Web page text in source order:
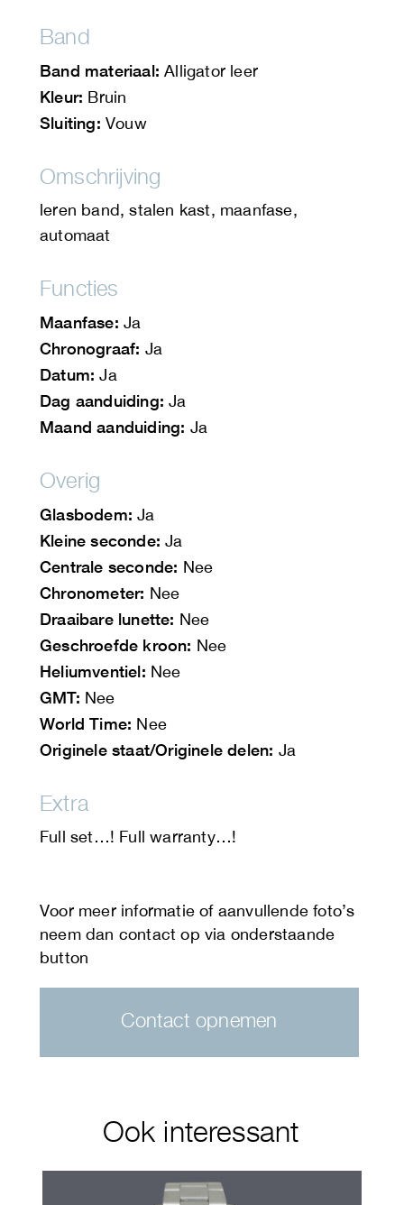
Band
Band materiaal: Alligator leer
Kleur: Bruin
Sluiting: Vouw
Omschrijving
leren band, stalen kast, maanfase,
automaat
Functies
Maanfase: Ja
Chronograaf: Ja
Datum: Ja
Dag aanduiding: Ja
Maand aanduiding: Ja
Overig
Glasbodem: Ja
Kleine seconde: Ja
Centrale seconde: Nee
Chronometer: Nee
Draaibare lunette: Nee
Geschroefde kroon: Nee
Heliumventiel: Nee
GMT: Nee
World Time: Nee
Originele staat/Originele delen: Ja
Extra
Full set…! Full warranty…!
Contact opnemen
Ook interessant